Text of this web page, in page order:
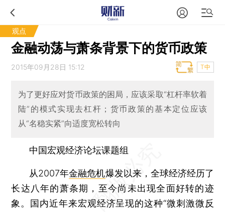
观点
金融动荡与萧条背景下的货币政策
2015年09月28日 15:12 T中
为了更好应对货币政策的困局，应该采取“杠杆率软着
陆”的模式实现去杠杆；货币政策的基本定位应该
从“名稳实紧”向适度宽松转向
中国宏观经济论坛课题组
从2007年金融危机爆发以来，全球经济经历了
长达八年的萧条期，至今尚未出现全面好转的迹
象。国内近年来宏观经济呈现的这种“微刺激微反